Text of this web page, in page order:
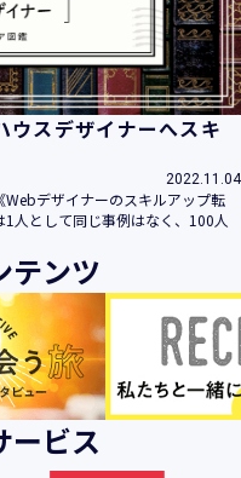
、ご利用回数などのご利
報を取得させていただき
れた個人情報を、当社は
の手段により取得・収集
面、電話等の手段によっ
当社は取得・収集させて
を収集させていただく方
ウスデザイナーへスキ
2022.11.04
デザイナーのスキルアップ転
人として同じ事例はなく、100人
テンツ
ービス